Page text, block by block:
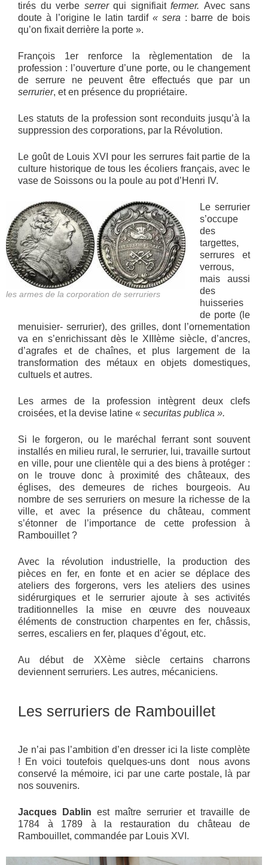
tirés du verbe serrerqui signifiait fermer. Avec sans
doute à l’origine le latin tardif « sera : barre de bois
qu’on fixait derrière la porte ».
François 1er renforce la règlementation de la
profession : l’ouverture d’une porte, ou le changement
de serrure ne peuvent être effectués que par un
serrurier, et en présence du propriétaire.
Les statuts de la profession sont reconduits jusqu’à la
suppression des corporations, par la Révolution.
Le goût de Louis XVI pour les serrures fait partie de la
culture historique de tous les écoliers français, avec le
vase de Soissons ou la poule au pot d’Henri IV.
les armes de la corporation de serruriers
Le serrurier
s’occupe
des
targettes,
serrures et
verrous,
mais aussi
des
huisseries
de porte (le
menuisier- serrurier), des grilles, dont l’ornementation
va en s’enrichissant dès le XIIIème siècle, d’ancres,
d’agrafes et de chaînes, et plus largement de la
transformation des métaux en objets domestiques,
cultuels et autres.
Les armes de la profession intègrent deux clefs
croisées, et la devise latine « securitas publica ».
Si le forgeron, ou le maréchal ferrant sont souvent
installés en milieu rural, le serrurier, lui, travaille surtout
en ville, pour une clientèle qui a des biens à protéger :
on le trouve donc à proximité des châteaux, des
églises, des demeures de riches bourgeois. Au
nombre de ses serruriers on mesure la richesse de la
ville, et avec la présence du château, comment
s’étonner de l’importance de cette profession à
Rambouillet ?
Avec la révolution industrielle, la production des
pièces en fer, en fonte et en acier se déplace des
ateliers des forgerons, vers les ateliers des usines
sidérurgiques et le serrurier ajoute à ses activités
traditionnelles la mise en œuvre des nouveaux
éléments de construction charpentes en fer, châssis,
serres, escaliers en fer, plaques d’égout, etc.
Au début de XXème siècle certains charrons
deviennent serruriers. Les autres, mécaniciens.
Les serruriers de Rambouillet
Je n’ai pas l’ambition d’en dresser ici la liste complète
! En voici toutefois quelques-uns dont nous avons
conservé la mémoire, ici par une carte postale, là par
nos souvenirs.
Jacques Dablin est maître serrurier et travaille de
1784 à 1789 à la restauration du château de
Rambouillet, commandée par Louis XVI.